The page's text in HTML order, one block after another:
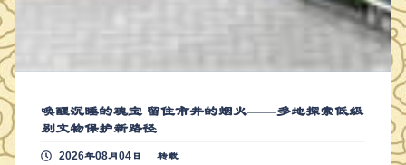
唤醒沉睡的瑰宝 留住市井的烟火——多地探索低级
别文物保护新路径
2026年08月04日 转载